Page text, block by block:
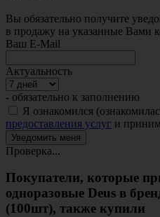
Вы обязательно получите
в продажу на указанные Вами
Ваш E-Mail
Актуальность
- обязательно к заполнению
Я ознакомился
предоставления услуг и
Проверка...
Покупатели, которые
одноразовые Deus в
(100шт), также купили